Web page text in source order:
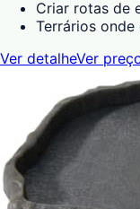
Criar rotas de
Terrários
Ver detalheVer